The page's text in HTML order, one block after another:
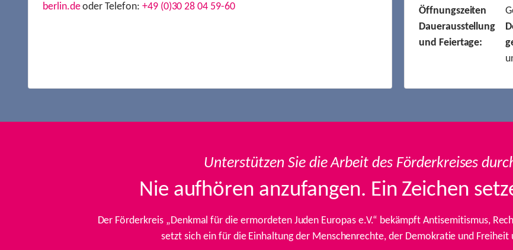
berlin.deoder Telefon: +49 (0)30 28 04 59-60
Öffnungszeiten
Dauerausstellung
und Feiertage:
Unterstützen Sie die Arbeit des Förderkreises
Nie aufhören anzufangen. Ein Zeichen
Der Förderkreis „Denkmal für die ermordeten Juden Europas e.V.“ bekämpft Antisemitismus,
setzt sich ein für die Einhaltung der Menschenrechte, der Demokratie und Freiheit